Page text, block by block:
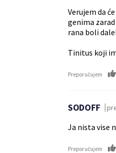
Verujem da
genima
rana boli
Tinitus koji
Preporučujem
SODOFF
Ja nista vise
Preporučujem